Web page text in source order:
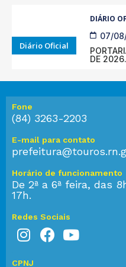
Diário Oficial
DIÁRIO
07/
DE 2026.
Fone
(84) 3263-2203
E-mail para contato
Horário de funcionamento
De 2ª a 6ª feira, das
17h.
Redes Sociais
CPNJ